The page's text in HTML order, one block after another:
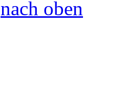
nach oben